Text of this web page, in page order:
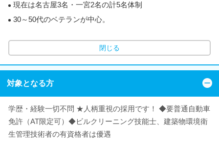
現在は名古屋3名・一宮2名の計5名体制
30～50代のベテランが中心。
閉じる
対象となる方
学歴・経験一切不問 ★人柄重視の採用です！ ◆要普通自動車
免許（AT限定可）◆ビルクリーニング技能士、建築物環境衛
生管理技術者の有資格者は優遇